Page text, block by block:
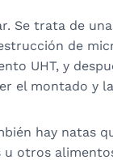
Se trata de
de
UHT, y
el montado y
hay natas
otros